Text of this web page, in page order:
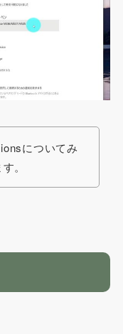
についてみ
。